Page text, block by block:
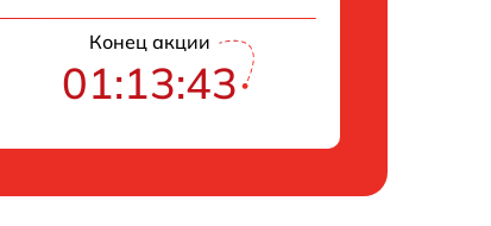
Конец акции
01:13:42